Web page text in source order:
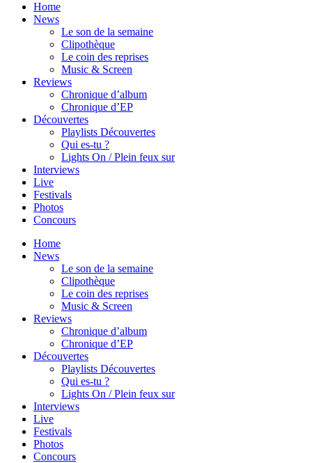
Home
News
Le son de la semaine
Clipothèque
Le coin des reprises
Music & Screen
Reviews
Chronique d’album
Chronique d’EP
Découvertes
Playlists Découvertes
Qui es-tu ?
Lights On / Plein feux sur
Interviews
Live
Festivals
Photos
Concours
Home
News
Le son de la semaine
Clipothèque
Le coin des reprises
Music & Screen
Reviews
Chronique d’album
Chronique d’EP
Découvertes
Playlists Découvertes
Qui es-tu ?
Lights On / Plein feux sur
Interviews
Live
Festivals
Photos
Concours